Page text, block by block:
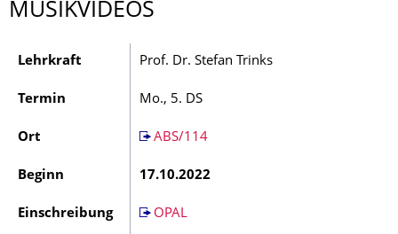
MUSIKVIDEOS
Lehrkraft Prof. Dr. Stefan Trinks
Termin Mo., 5. DS
Ort ABS/114
Beginn 17.10.2022
Einschreibung OPAL